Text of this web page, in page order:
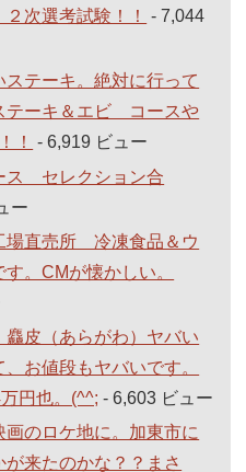
次選考試験！！
- 7,044
ステーキ。絶対に行って
テーキ＆エビ コースや
！
- 6,919 ビュー
ス セレクション合
ー
場直売所 冷凍食品＆ウ
。CMが懐かしい。
皮（あらがわ）ヤバい
お値段もヤバいです。
円也。(^^; - 6,603 ビュー
のロケ地に。加東市に
来たのかな？？まさ